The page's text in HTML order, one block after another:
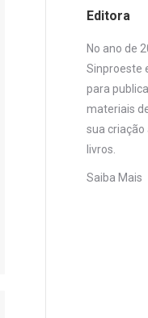
Editora
No ano de
Sinproeste
para
materiais
sua criação
livros.
Saiba Mais